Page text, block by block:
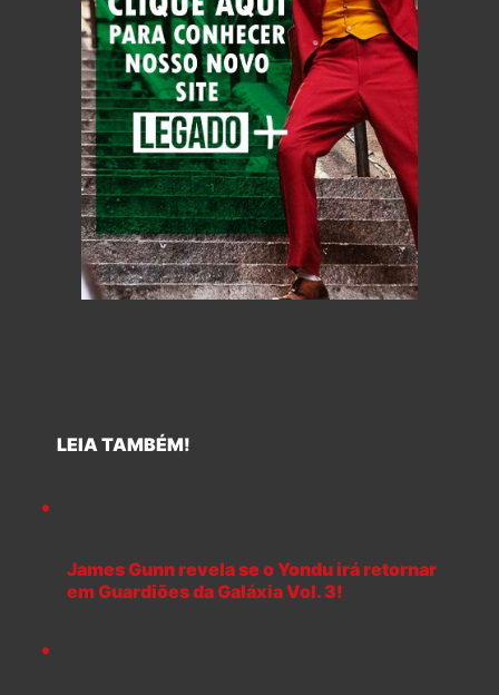
LEIA TAMBÉM!
James Gunn revela se o Yondu irá retornar
em Guardiões da Galáxia Vol. 3!